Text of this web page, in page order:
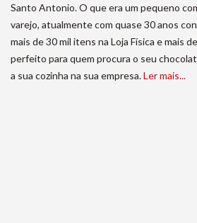
Santo Antonio. O que era um pequeno
varejo, atualmente com quase 30 anos
mais de 30 mil itens na Loja Física e mais
perfeito para quem procura o seu
a sua cozinha na sua empresa.Ler mais...